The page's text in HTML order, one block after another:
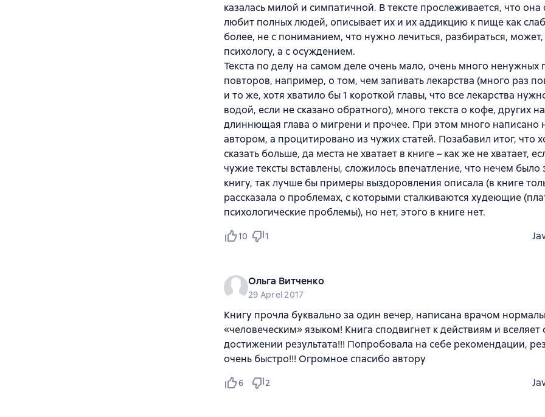
казалась милой и симпатичной. В тексте прослеживается, что она
любит полных людей, описывает их и их аддикцию к пище как
более, не с пониманием, что нужно лечиться, разбираться, может,
психологу, а с осуждением.
Текста по делу на самом деле очень мало, очень много ненужных
повторов, например, о том, чем запивать лекарства (много раз
и то же, хотя хватило бы 1 короткой главы, что все лекарства
водой, если не сказано обратного), много текста о кофе, других
длиннющая глава о мигрени и прочее. При этом много написано
автором, а процитировано из чужих статей. Позабавил итог, что
сказать больше, да места не хватает в книге – как же не хватает,
чужие тексты вставлены, сложилось впечатление, что нечем было
книгу, так лучше бы примеры выздоровления описала (в книге
рассказала о проблемах, с которыми сталкиваются худеющие
психологические проблемы), но нет, этого в книге нет.
10 1
Ольга Витченко
29 Aprel 2017
Книгу прочла буквально за один вечер, написана врачом
«человеческим» языком! Книга сподвигнет к действиям и
достижении результата!!! Попробовала на себе рекомендации,
очень быстро!!! Огромное спасибо автору
6 2